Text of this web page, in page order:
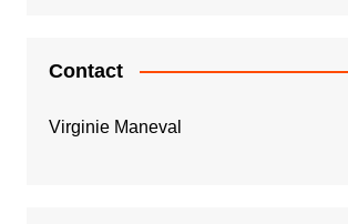
Contact
Virginie Maneval